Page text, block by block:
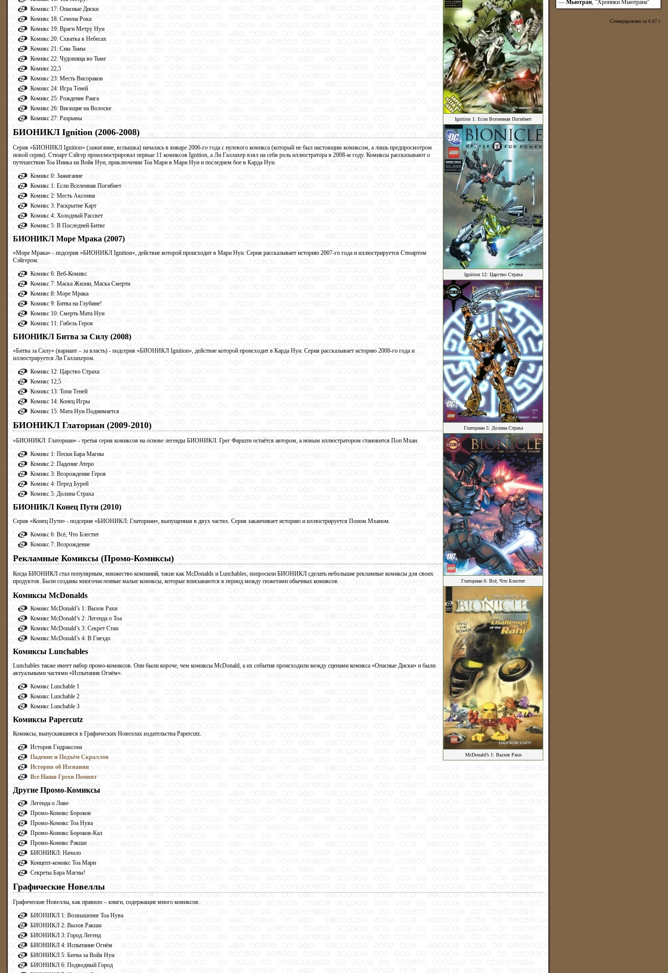
Ignition 1: Если Вселенная Погибнет
Ignition 12: Царство Страха
Глаториан 5: Долина Страха
Глаториан 6: Всё, Что Блестит
McDonald’s 1: Вызов Рахи
Комикс 17: Опасные Диски
Комикс 18: Семена Рока
Комикс 19: Враги Метру Нуи
Комикс 20: Схватка в Небесах
Комикс 21: Сны Тьмы
Комикс 22: Чудовища во Тьме
Комикс 22,5
Комикс 23: Месть Висораков
Комикс 24: Игра Теней
Комикс 25: Рождение Раага
Комикс 26: Висящие на Волоске
Комикс 27: Разрывы
БИОНИКЛ Ignition (2006-2008)
Серия «БИОНИКЛ Ignition» (зажигание, вспышка) началась в январе 2006-го года с нулевого комикса (который не был настоящим комиксом, а лишь предпросмотром
новой серии). Стюарт Сэйгер проиллюстрировал первые 11 комиксов Ignition, а Ли Галлахер взял на себя роль иллюстратора в 2008-м году. Комиксы рассказывают о
путешествии Тоа Иника на Войя Нуи, приключении Тоа Мари в Мари Нуи и последнем бое в Карда Нуи.
Комикс 0: Зажигание
Комикс 1: Если Вселенная Погибнет
Комикс 2: Месть Аксонна
Комикс 3: Раскрытие Карт
Комикс 4: Холодный Рассвет
Комикс 5: В Последней Битве
БИОНИКЛ Море Мрака (2007)
«Море Мрака» - подсерия «БИОНИКЛ Ignition», действие которой происходит в Мари Нуи. Серия рассказывает историю 2007-го года и иллюстрируется Стюартом
Сэйгером.
Комикс 6: Веб-Комикс
Комикс 7: Маска Жизни, Маска Смерти
Комикс 8: Море Мрака
Комикс 9: Битва на Глубине!
Комикс 10: Смерть Мата Нуи
Комикс 11: Гибель Героя
БИОНИКЛ Битва за Силу (2008)
«Битва за Силу» (вариант – за власть) - подсерия «БИОНИКЛ Ignition», действие которой происходит в Карда Нуи. Серия рассказывает историю 2008-го года и
иллюстрируется Ли Галлахером.
Комикс 12: Царство Страха
Комикс 12,5
Комикс 13: Топи Теней
Комикс 14: Конец Игры
Комикс 15: Мата Нуи Поднимается
БИОНИКЛ Глаториан (2009-2010)
«БИОНИКЛ: Глаториан» - третья серия комиксов на основе легенды БИОНИКЛ. Грег Фаршти остаётся автором, а новым иллюстратором становится Поп Мхан.
Комикс 1: Пески Бара Магны
Комикс 2: Падение Атеро
Комикс 3: Возрождение Героя
Комикс 4: Перед Бурей
Комикс 5: Долина Страха
БИОНИКЛ Конец Пути (2010)
Серия «Конец Пути» - подсерия «БИОНИКЛ: Глаториан», выпущенная в двух частях. Серия заканчивает историю и иллюстрируется Попом Мханом.
Комикс 6: Всё, Что Блестит
Комикс 7: Возрождение
Рекламные Комиксы (Промо-Комиксы)
Когда БИОНИКЛ стал популярным, множество компаний, такие как McDonalds и Lunchables, попросили БИОНИКЛ сделать небольшие рекламные комиксы для своих
продуктов. Были созданы многочисленные малые комиксы, которые вписываются в период между сюжетами обычных комиксов.
Комиксы McDonalds
Комикс McDonald’s 1: Вызов Рахи
Комикс McDonald’s 2: Легенда о Тоа
Комикс McDonald’s 3: Секрет Стаи
Комикс McDonald’s 4: В Гнездо
Комиксы Lunchables
Lunchables также имеет набор промо-комиксов. Они были короче, чем комиксы McDonald, а их события происходили между сценами комикса «Опасные Диски» и были
актуальными частями «Испытания Огнём».
Комикс Lunchable 1
Комикс Lunchable 2
Комикс Lunchable 3
Комиксы Papercutz
Комиксы, выпускавшиеся в Графических Новеллах издательства Papercutz.
История Гидраксона
Падение и Подъём Скраллов
История об Изгнании
Все Наши Грехи Помнят
Другие Промо-Комиксы
Легенда о Ливе
Промо-Комикс Бороков
Промо-Комикс Тоа Нува
Промо-Комикс Бороков-Кал
Промо-Комикс Ракши
БИОНИКЛ: Начало
Концепт-комикс Тоа Мари
Секреты Бара Магны!
Графические Новеллы
Графические Новеллы, как правило – книги, содержащие много комиксов.
БИОНИКЛ 1: Возвышение Тоа Нува
БИОНИКЛ 2: Вызов Ракши
БИОНИКЛ 3: Город Легенд
БИОНИКЛ 4: Испытание Огнём
БИОНИКЛ 5: Битва за Войя Нуи
БИОНИКЛ 6: Подводный Город
— Мьютран, "Хроники Мьютрана"
Сгенерировано за 0.67 c